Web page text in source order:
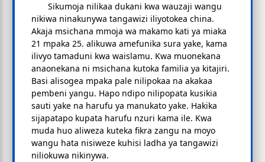
Sikumoja nilikaa dukani kwa wauzaji wangu
nikiwa ninakunywa tangawizi iliyotokea china.
Akaja msichana mmoja wa makamo kati ya miaka
21 mpaka 25. alikuwa amefunika sura yake, kama
ilivyo tamaduni kwa waislamu. Kwa muonekana
anaonekana ni msichana kutoka familia ya kitajiri.
Basi alisogea mpaka pale nilipokaa na akakaa
pembeni yangu. Hapo ndipo nilipopata kusikia
sauti yake na harufu ya manukato yake. Hakika
sijapatapo kupata harufu nzuri kama ile. Kwa
muda huo aliweza kuteka fikra zangu na moyo
wangu hata nisiweze kuhisi ladha ya tangawizi
niliokuwa nikinywa.